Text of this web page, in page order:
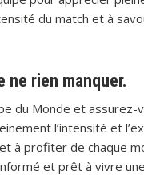
du match et à
ne rien manquer.
du Monde et
l’intensité et
à profiter de chaque
et prêt à vivre